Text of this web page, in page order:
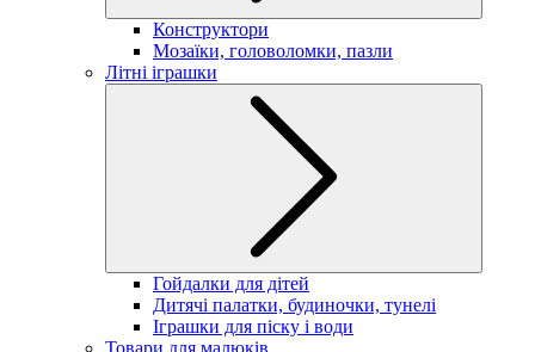
Конструктори
Мозаїки, головоломки, пазли
Літні іграшки
Гойдалки для дітей
Дитячі палатки, будиночки, тунелі
Іграшки для піску і води
Товари для малюків